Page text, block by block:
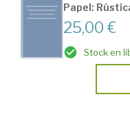
Papel:
25,00 €
Stock en